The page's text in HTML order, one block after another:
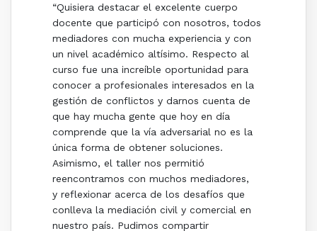
“Quisiera destacar el excelente cuerpo
docente que participó con nosotros, todos
mediadores con mucha experiencia y con
un nivel académico altísimo. Respecto al
curso fue una increíble oportunidad para
conocer a profesionales interesados en la
gestión de conflictos y darnos cuenta de
que hay mucha gente que hoy en día
comprende que la vía adversarial no es la
única forma de obtener soluciones.
Asimismo, el taller nos permitió
reencontramos con muchos mediadores,
y reflexionar acerca de los desafíos que
conlleva la mediación civil y comercial en
nuestro país. Pudimos compartir